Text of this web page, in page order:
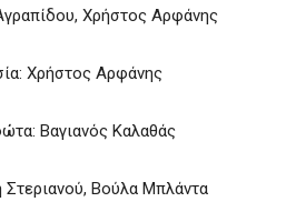
Χρήστος Αρφάνης
Χρήστος Αρφάνης
Βαγιανός Καλαθάς
Στεριανού, Βούλα Μπλάντα